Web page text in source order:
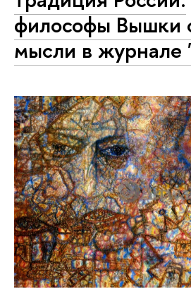
философы Вышки
мысли в журнале